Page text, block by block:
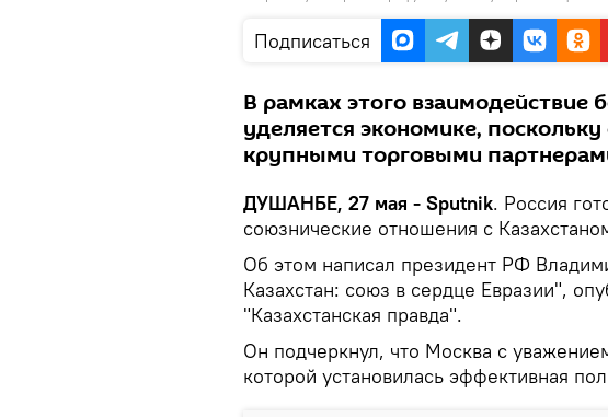
Подписаться
В рамках этого взаимодействие
уделяется экономике,
крупными торговыми
ДУШАНБЕ, 27 мая - Sputnik. Россия
союзнические отношения с
Об этом написал президент РФ
Казахстан: союз в сердце Евразии",
"Казахстанская правда".
Он подчеркнул, что Москва с
которой установилась эффективная